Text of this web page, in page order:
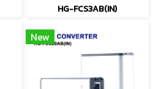
HG-FCS3AB(IN)
New